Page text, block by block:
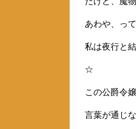
あわや、っ
私は夜行と
☆
この公爵令
言葉が通じ